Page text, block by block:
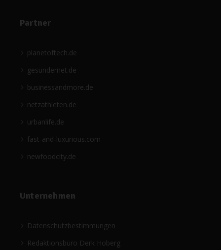
Partner
planetoftech.de
gesündernet.de
businessandmore.de
netzathleten.de
urbanlife.de
fast-and-luxurious.com
newfoodcity.de
Unternehmen
Datenschutzbestimmungen
Redaktionsbüro Derk Hoberg